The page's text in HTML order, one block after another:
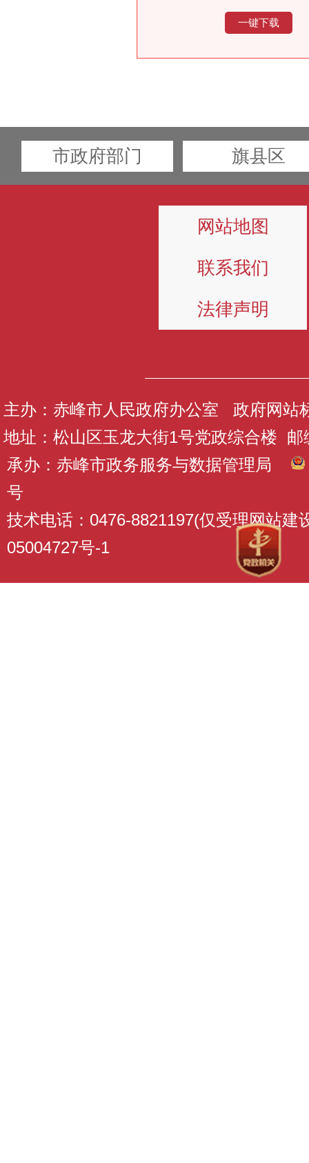
一键下载
市政府部门 旗县区
网站地图
联系我们
法律声明
主办：赤峰市人民政府办公室 政府网站
地址：松山区玉龙大街1号党政综合楼 邮
承办：赤峰市政务服务与数据管理局
号
技术电话：0476-8821197(仅受理网站建
05004727号-1